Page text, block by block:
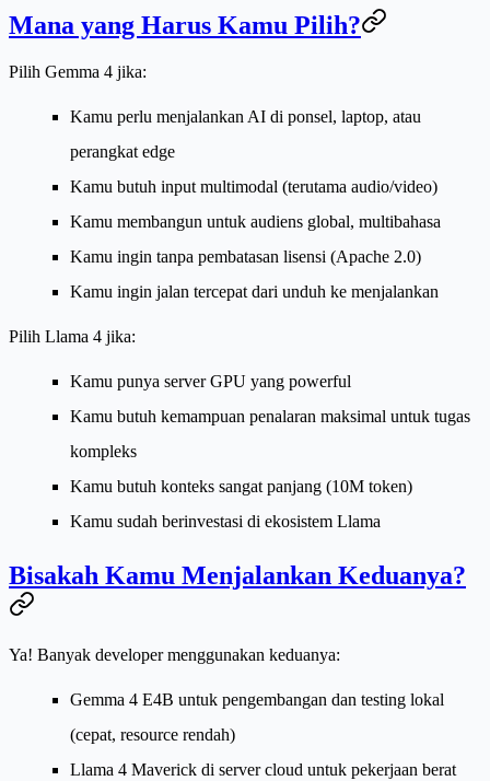
Mana yang Harus Kamu Pilih?
Pilih Gemma 4 jika:
Kamu perlu menjalankan AI di ponsel, laptop, atau
perangkat edge
Kamu butuh input multimodal (terutama audio/video)
Kamu membangun untuk audiens global, multibahasa
Kamu ingin tanpa pembatasan lisensi (Apache 2.0)
Kamu ingin jalan tercepat dari unduh ke menjalankan
Pilih Llama 4 jika:
Kamu punya server GPU yang powerful
Kamu butuh kemampuan penalaran maksimal untuk tugas
kompleks
Kamu butuh konteks sangat panjang (10M token)
Kamu sudah berinvestasi di ekosistem Llama
Bisakah Kamu Menjalankan Keduanya?
Ya! Banyak developer menggunakan keduanya:
Gemma 4 E4B untuk pengembangan dan testing lokal
(cepat, resource rendah)
Llama 4 Maverick di server cloud untuk pekerjaan berat